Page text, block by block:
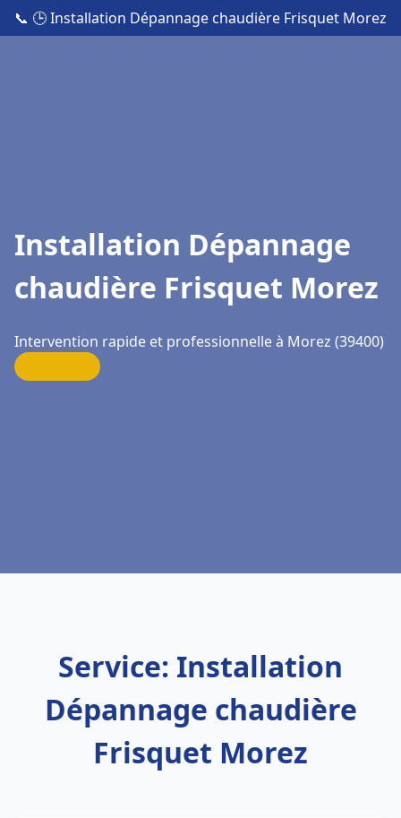
📞 🕒 Installation Dépannage chaudière Frisquet Morez
Installation Dépannage
chaudière Frisquet Morez
Intervention rapide et professionnelle à Morez (39400)
Service: Installation
Dépannage chaudière
Frisquet Morez